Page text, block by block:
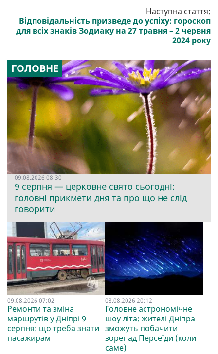
Наступна стаття:
Відповідальність призведе до успіху: гороскоп
для всіх знаків Зодиаку на 27 травня – 2 червня
2024 року
ГОЛОВНЕ
09.08.2026 08:30
9 серпня — церковне свято сьогодні:
головні прикмети дня та про що не слід
говорити
09.08.2026 07:02
Ремонти та зміна
маршрутів у Дніпрі 9
серпня: що треба знати
пасажирам
08.08.2026 20:12
Головне астрономічне
шоу літа: жителі Дніпра
зможуть побачити
зорепад Персеїди (коли
саме)